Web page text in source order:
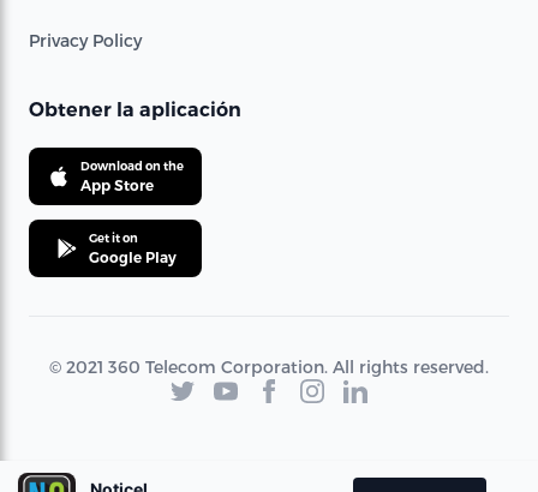
Privacy Policy
Obtener la aplicación
Download on the
App Store
Get it on
Google Play
© 2021 360 Telecom Corporation. All rights reserved.